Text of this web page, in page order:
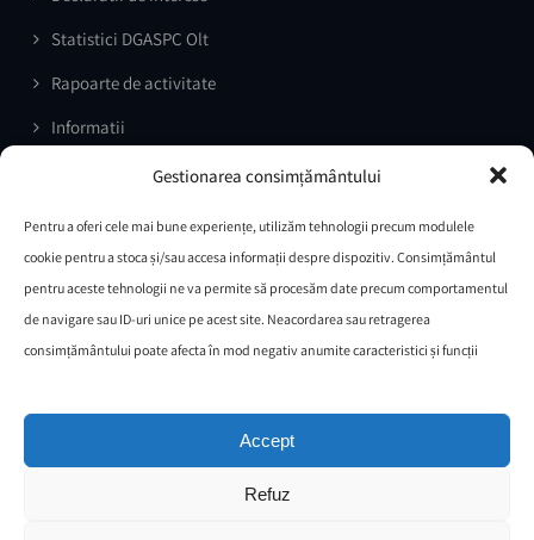
Gestionarea consimțământului
Pentru a oferi cele mai bune experiențe, utilizăm tehnologii precum modulele
cookie pentru a stoca și/sau accesa informații despre dispozitiv. Consimțământul
pentru aceste tehnologii ne va permite să procesăm date precum comportamentul
de navigare sau ID-uri unice pe acest site. Neacordarea sau retragerea
consimțământului poate afecta în mod negativ anumite caracteristici și funcții
Accept
Refuz
Statistici DGASPC Olt
Rapoarte de activitate
Informatii
Prelucrarea datelor cu caracter personal
Documente necesare selecție grup țintă Proiect ”VENUS –
ÎMPREUNĂ PENTRU O VIAȚĂ ÎN SIGURANȚĂ
Întrebări/Răspunsuri
Comisia paritara